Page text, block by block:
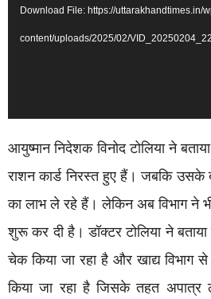
Download File: https://uttarakhandtimes.in/
content/uploads/2025/02/
आयुष्मान निदेशक विनोद टोलिया ने
राशन कार्ड निरस्त हुए हैं। जबकि उसके
का लाभ ले रहे हैं। लेकिन अब विभाग ने
शुरू कर दी है। डॉक्टर टोलिया ने बताया
चेक किया जा रहा है और खाद्य विभाग से
किया जा रहा है जिसके तहत अपात्र